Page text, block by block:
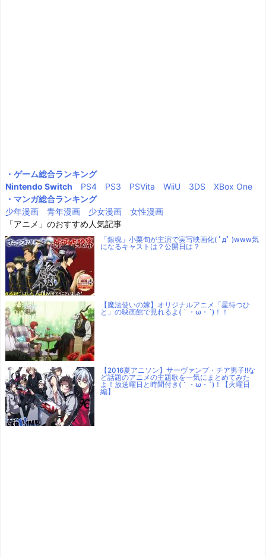
・ゲーム総合ランキング
Nintendo Switch
PS4 PS3 PSVita WiiU 3DS
XBox One
・マンガ総合ランキング
少年漫画
青年漫画 少女漫画
女性漫画
「アニメ」のおすすめ人気記事
「銀魂」小栗旬が主演で実写映画化( ﾟдﾟ )www気
になるキャストは？公開日は？
【魔法使いの嫁】オリジナルアニメ「星待つひ
と」の映画館で見れるよ(｀・ω・´)！！
【2016夏アニソン】サーヴァンプ・チア男子!!な
ど話題のアニメの主題歌を一気にまとめてみた
よ！放送曜日と時間付き(｀・ω・´)！【火曜日
編】